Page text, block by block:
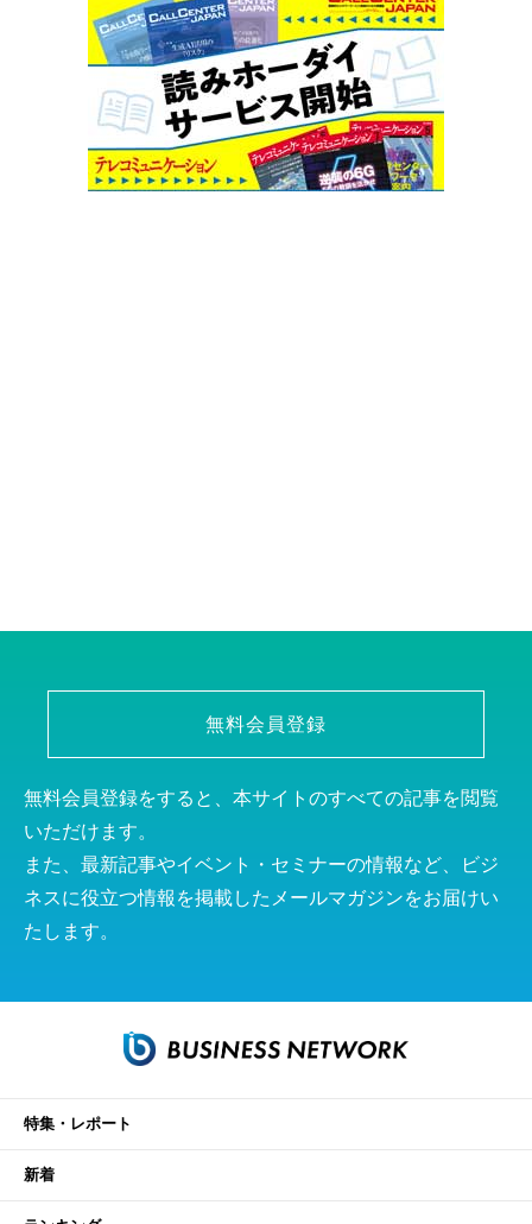
無料会員登録
無料会員登録をすると、本サイトのすべての記事を閲覧
いただけます。
また、最新記事やイベント・セミナーの情報など、ビジ
ネスに役立つ情報を掲載したメールマガジンをお届けい
たします。
特集・レポート
新着